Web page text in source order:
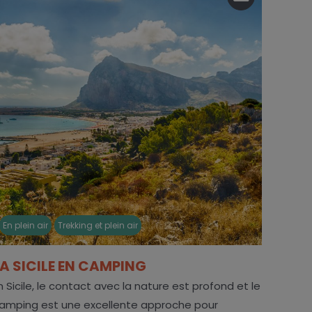
En plein air Trekking et plein air
SICILE EN CAMPING
Sicile, le contact avec la nature est profond et le
est une excellente approche pour